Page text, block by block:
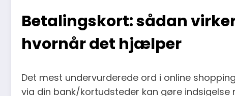
Betalingskort: sådan
hvornår det hjælper
Det mest undervurderede ord i online
via din bank/kortudsteder kan gøre indsigelse